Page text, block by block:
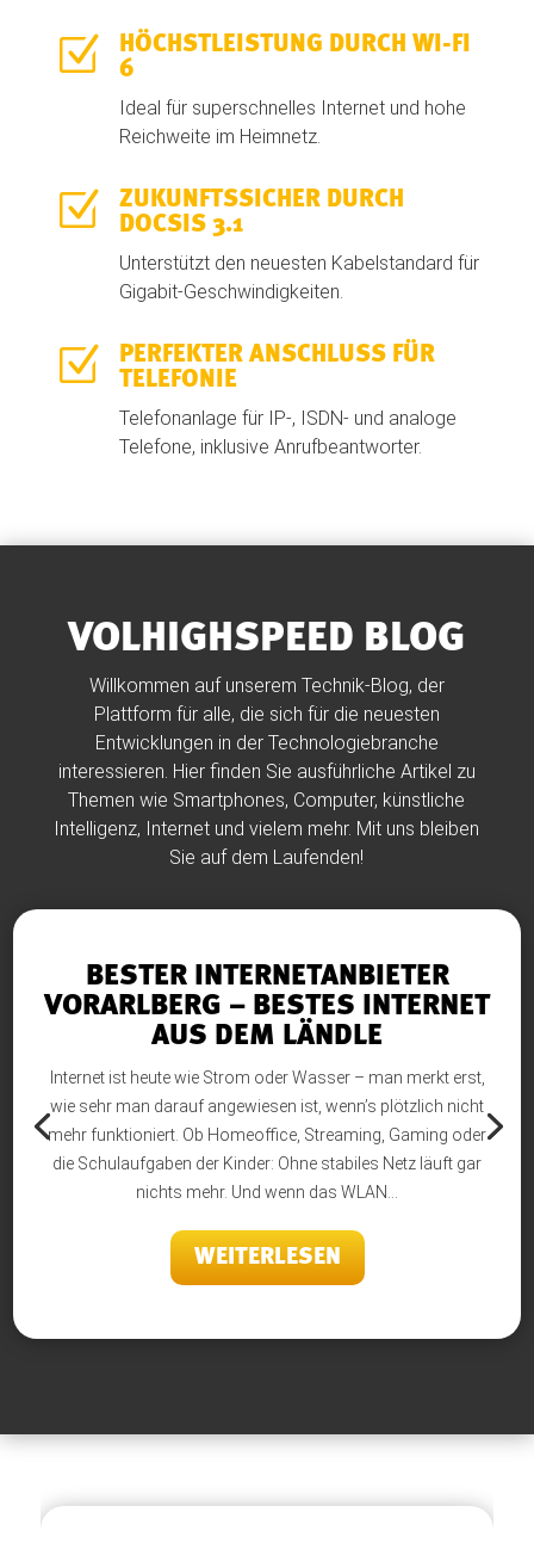
Z
HÖCHSTLEISTUNG DURCH WI-FI
6
Ideal für superschnelles Internet und hohe
Reichweite im Heimnetz.
Z
ZUKUNFTSSICHER DURCH
DOCSIS 3.1
Unterstützt den neuesten Kabelstandard für
Gigabit-Geschwindigkeiten.
Z
PERFEKTER ANSCHLUSS FÜR
TELEFONIE
Telefonanlage für IP-, ISDN- und analoge
Telefone, inklusive Anrufbeantworter.
VOLHIGHSPEED BLOG
Willkommen auf unserem Technik-Blog, der
Plattform für alle, die sich für die neuesten
Entwicklungen in der Technologiebranche
interessieren. Hier finden Sie ausführliche Artikel zu
Themen wie Smartphones, Computer, künstliche
Intelligenz, Internet und vielem mehr. Mit uns bleiben
Sie auf dem Laufenden!
BESTER INTERNETANBIETER
VORARLBERG – BESTES INTERNET
AUS DEM LÄNDLE
Internet ist heute wie Strom oder Wasser – man merkt erst,
wie sehr man darauf angewiesen ist, wenn’s plötzlich nicht
mehr funktioniert. Ob Homeoffice, Streaming, Gaming oder
die Schulaufgaben der Kinder: Ohne stabiles Netz läuft gar
nichts mehr. Und wenn das WLAN...
WEITERLESEN